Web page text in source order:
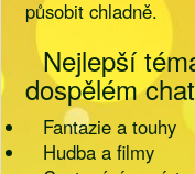
působit chladně.
Nejlepší
dospělém
Fantazie a touhy
Hudba a filmy